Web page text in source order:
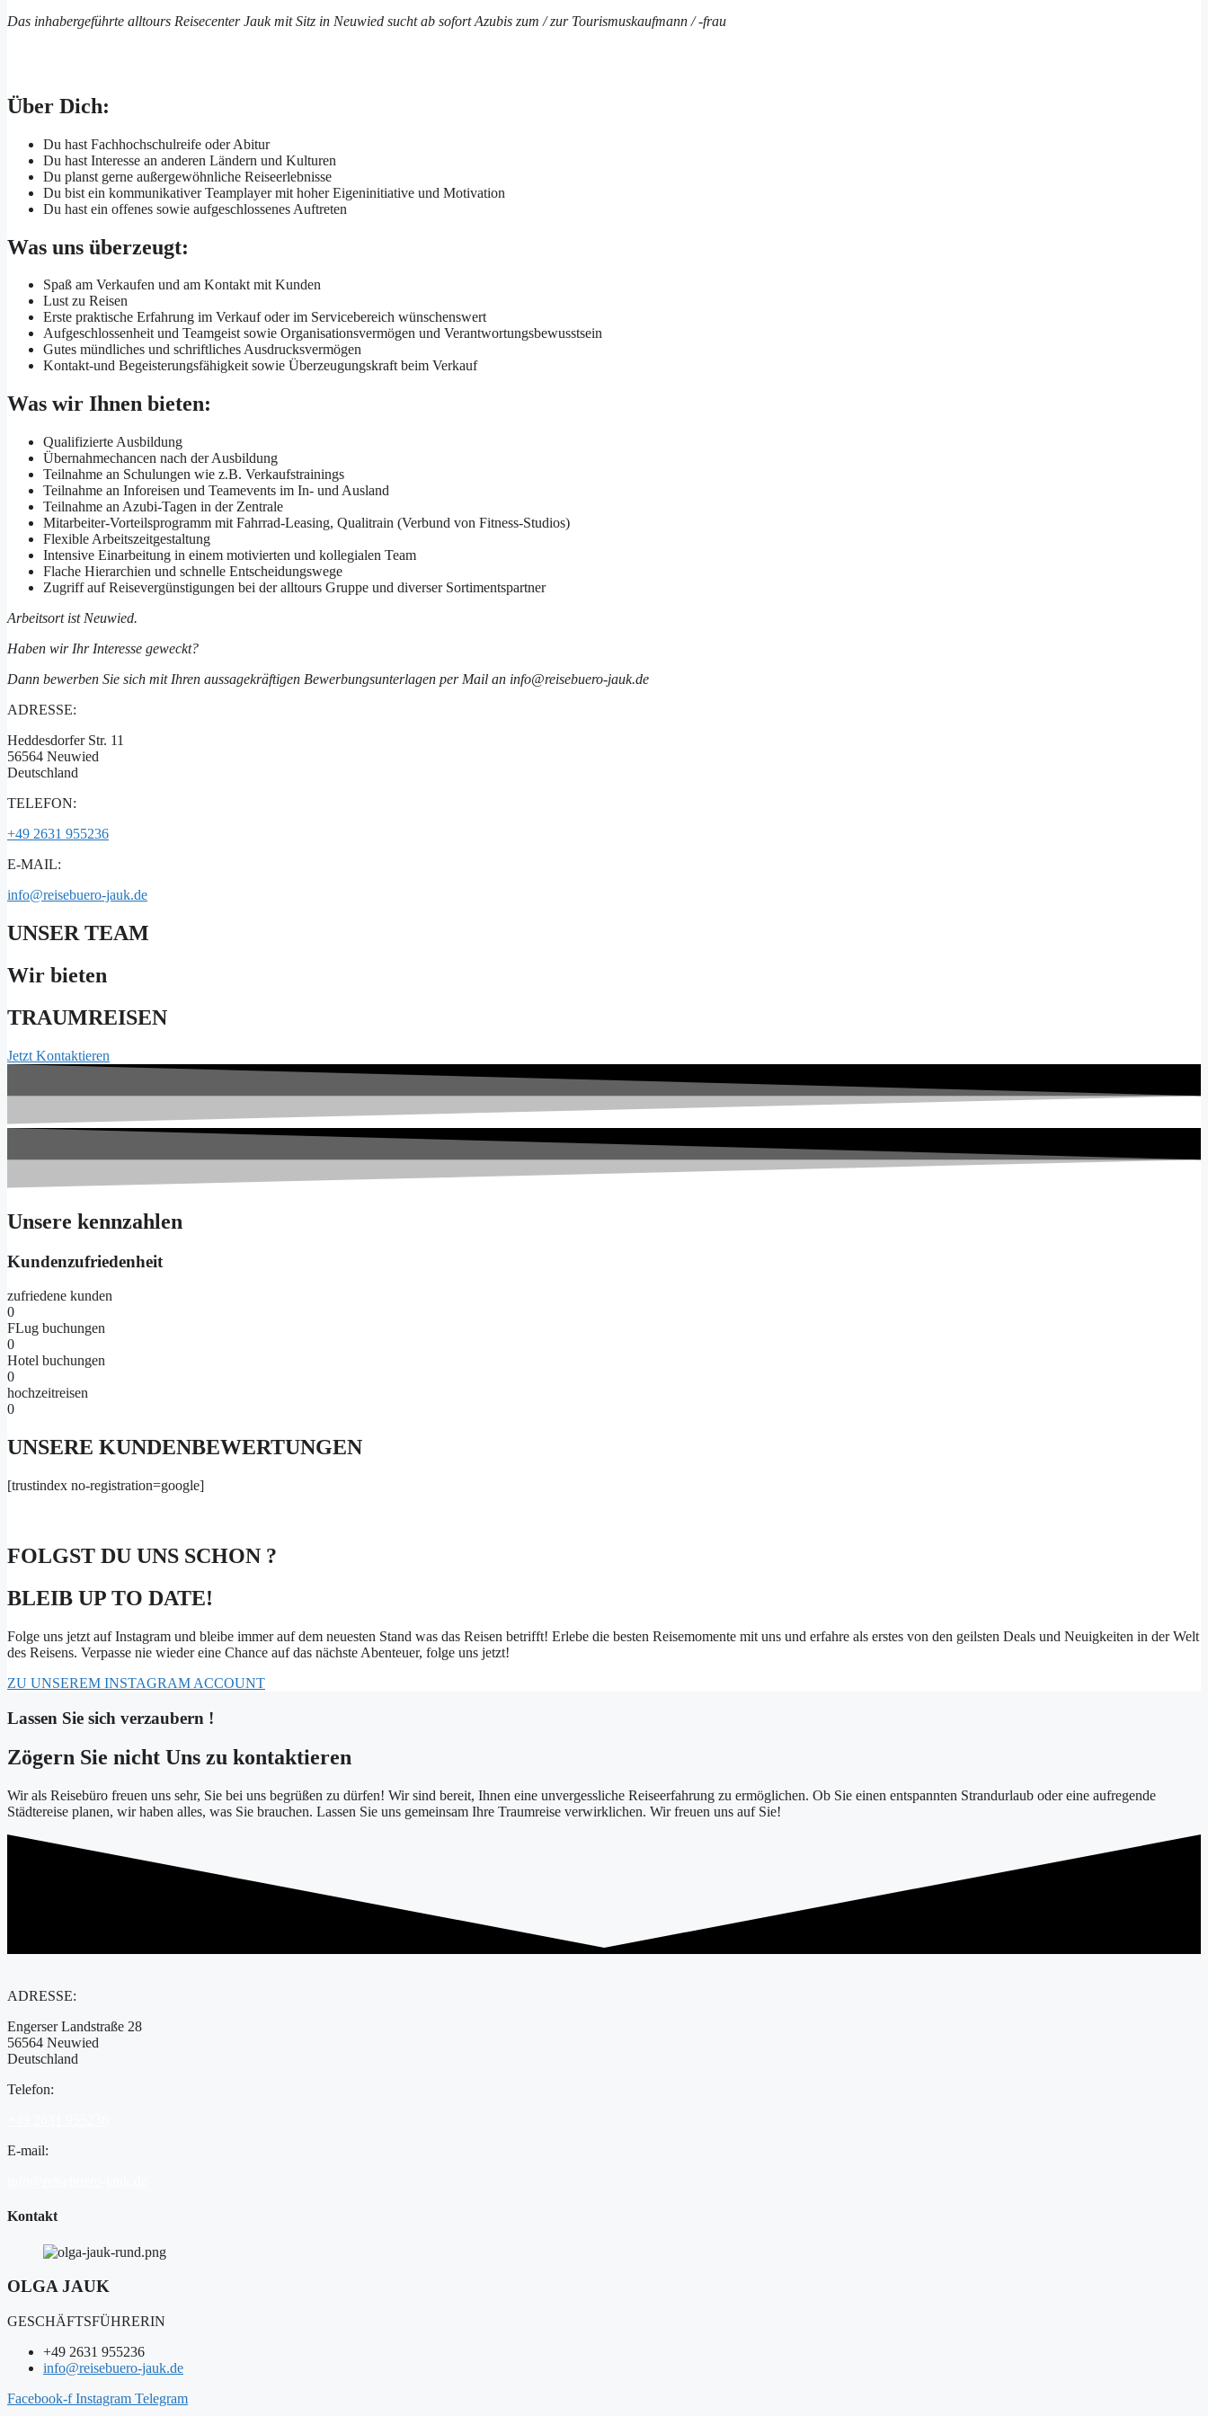
Das inhabergeführte alltours Reisecenter Jauk mit Sitz in Neuwied sucht ab sofort Azubis zum / zur Tourismuskaufmann / -frau
Über Dich:
Du hast Fachhochschulreife oder Abitur
Du hast Interesse an anderen Ländern und Kulturen
Du planst gerne außergewöhnliche Reiseerlebnisse
Du bist ein kommunikativer Teamplayer mit hoher Eigeninitiative und Motivation
Du hast ein offenes sowie aufgeschlossenes Auftreten
Was uns überzeugt:
Spaß am Verkaufen und am Kontakt mit Kunden
Lust zu Reisen
Erste praktische Erfahrung im Verkauf oder im Servicebereich wünschenswert
Aufgeschlossenheit und Teamgeist sowie Organisationsvermögen und Verantwortungsbewusstsein
Gutes mündliches und schriftliches Ausdrucksvermögen
Kontakt-und Begeisterungsfähigkeit sowie Überzeugungskraft beim Verkauf
Was wir Ihnen bieten:
Qualifizierte Ausbildung
Übernahmechancen nach der Ausbildung
Teilnahme an Schulungen wie z.B. Verkaufstrainings
Teilnahme an Inforeisen und Teamevents im In- und Ausland
Teilnahme an Azubi-Tagen in der Zentrale
Mitarbeiter-Vorteilsprogramm mit Fahrrad-Leasing, Qualitrain (Verbund von Fitness-Studios)
Flexible Arbeitszeitgestaltung
Intensive Einarbeitung in einem motivierten und kollegialen Team
Flache Hierarchien und schnelle Entscheidungswege
Zugriff auf Reisevergünstigungen bei der alltours Gruppe und diverser Sortimentspartner
Arbeitsort ist Neuwied.
Haben wir Ihr Interesse geweckt?
Dann bewerben Sie sich mit Ihren aussagekräftigen Bewerbungsunterlagen per Mail an info@reisebuero-jauk.de
ADRESSE:
Heddesdorfer Str. 11
56564 Neuwied
Deutschland
TELEFON:
+49 2631 955236
E-MAIL:
info@reisebuero-jauk.de
UNSER TEAM
Wir bieten
TRAUMREISEN
Jetzt Kontaktieren
Unsere kennzahlen
Kundenzufriedenheit
zufriedene kunden
0
FLug buchungen
0
Hotel buchungen
0
hochzeitreisen
0
UNSERE KUNDENBEWERTUNGEN
[trustindex no-registration=google]
FOLGST DU UNS SCHON ?
BLEIB UP TO DATE!
Folge uns jetzt auf Instagram und bleibe immer auf dem neuesten Stand was das Reisen betrifft! Erlebe die besten Reisemomente mit uns und erfahre als erstes von den geilsten Deals und Neuigkeiten in der Welt
des Reisens. Verpasse nie wieder eine Chance auf das nächste Abenteuer, folge uns jetzt!
ZU UNSEREM INSTAGRAM ACCOUNT
Lassen Sie sich verzaubern !
Zögern Sie nicht Uns zu kontaktieren
Wir als Reisebüro freuen uns sehr, Sie bei uns begrüßen zu dürfen! Wir sind bereit, Ihnen eine unvergessliche Reiseerfahrung zu ermöglichen. Ob Sie einen entspannten Strandurlaub oder eine aufregende
Städtereise planen, wir haben alles, was Sie brauchen. Lassen Sie uns gemeinsam Ihre Traumreise verwirklichen. Wir freuen uns auf Sie!
ADRESSE:
Engerser Landstraße 28
56564 Neuwied
Deutschland
Telefon:
E-mail:
Kontakt
OLGA JAUK
GESCHÄFTSFÜHRERIN
+49 2631 955236
info@reisebuero-jauk.de
Facebook-f Instagram Telegram